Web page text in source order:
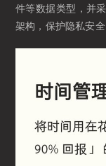
件等数据类型，并
架构，保护隐私安